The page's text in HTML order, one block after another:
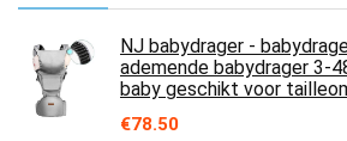
NJ babydrager -
ademende babydrager 3-
baby geschikt voor
€78.50